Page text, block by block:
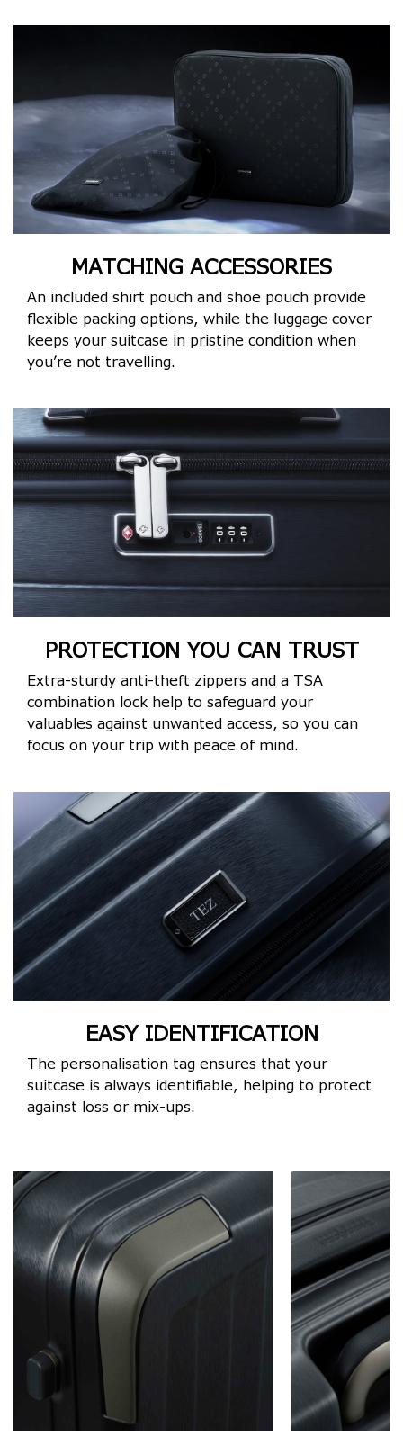
MATCHING ACCESSORIES
An included shirt pouch and shoe pouch provide
flexible packing options, while the luggage cover
keeps your suitcase in pristine condition when
you’re not travelling.
PROTECTION YOU CAN TRUST
Extra-sturdy anti-theft zippers and a TSA
combination lock help to safeguard your
valuables against unwanted access, so you can
focus on your trip with peace of mind.
EASY IDENTIFICATION
The personalisation tag ensures that your
suitcase is always identifiable, helping to protect
against loss or mix-ups.